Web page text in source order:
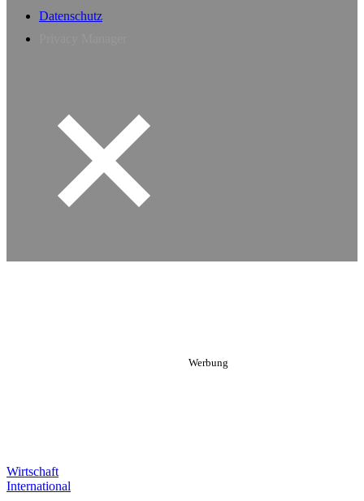
Datenschutz
Wirtschaft
International